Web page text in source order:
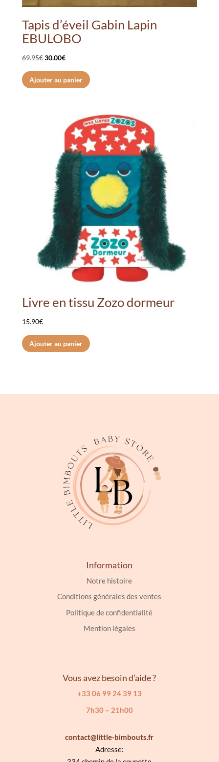
Tapis d’éveil Gabin Lapin
EBULOBO
69.95€Le
prix
initial
30.00€Le
prix
actuel
Ajouter au panier
Livre en tissu Zozo dormeur
15.90€
Ajouter au panier
Information
Notre histoire
Conditions générales des ventes
Politique de confidentialité
Mention légales
Vous avez besoin d’aide ?
+33 06 99 24 39 13
7h30 – 21h00
contact@little-bimbouts.fr
Adresse: